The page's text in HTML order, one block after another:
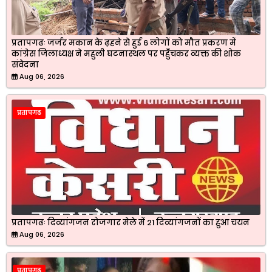
प्रतापगढः जर्जर मकान के ढ़हने से हुई 6 लोगों को मौत प्रकरण में
कांग्रेस जिलाध्यक्ष ने महुली घटनास्थल पर पहुँचकर व्यक्त की शोक
संवेदना
Aug 06, 2026
प्रतापगढ
प्रतापगढः दिव्यांगजन रोजगार मेले में 21 दिव्यांगजनों का हुआ चयन
Aug 06, 2026